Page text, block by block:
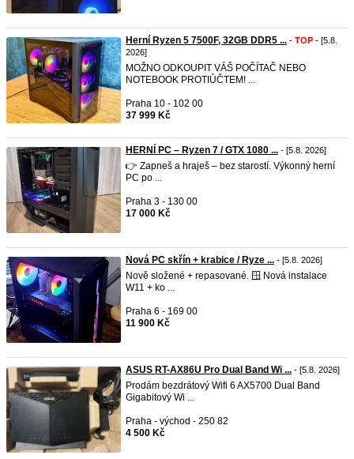
Herní Ryzen 5 7500F, 32GB DDR5 ... - TOP - [5.8.
2026]
MOŽNO ODKOUPIT VÁŠ POČÍTAČ NEBO
NOTEBOOK PROTIÚČTEM! ...
Praha 10 - 102 00
37 999 Kč
HERNÍ PC – Ryzen 7 / GTX 1080 ... - [5.8. 2026]
👉 Zapneš a hraješ – bez starostí. Výkonný herní
PC po ...
Praha 3 - 130 00
17 000 Kč
Nová PC skřín + krabice / Ryze ... - [5.8. 2026]
Nově složené + repasované. 🪟 Nová instalace
W11 + ko ...
Praha 6 - 169 00
11 900 Kč
ASUS RT-AX86U Pro Dual Band Wi ... - [5.8. 2026]
Prodám bezdrátový Wifi 6 AX5700 Dual Band
Gigabitový Wi ...
Praha - východ - 250 82
4 500 Kč